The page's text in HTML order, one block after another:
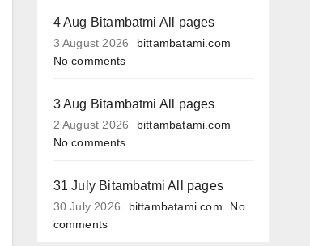
4 Aug Bitambatmi All pages
3 August 2026
bittambatami.com
No comments
3 Aug Bitambatmi All pages
2 August 2026
bittambatami.com
No comments
31 July Bitambatmi All pages
30 July 2026 bittambatami.com
No
comments